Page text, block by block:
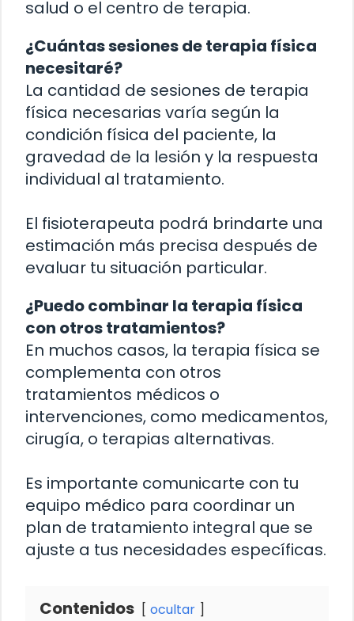
salud o el centro de terapia.
¿Cuántas sesiones de terapia física
necesitaré?
La cantidad de sesiones de terapia
física necesarias varía según la
condición física del paciente, la
gravedad de la lesión y la respuesta
individual al tratamiento.
El fisioterapeuta podrá brindarte una
estimación más precisa después de
evaluar tu situación particular.
¿Puedo combinar la terapia física
con otros tratamientos?
En muchos casos, la terapia física se
complementa con otros
tratamientos médicos o
intervenciones, como medicamentos,
cirugía, o terapias alternativas.
Es importante comunicarte con tu
equipo médico para coordinar un
plan de tratamiento integral que se
ajuste a tus necesidades específicas.
Contenidos ocultar